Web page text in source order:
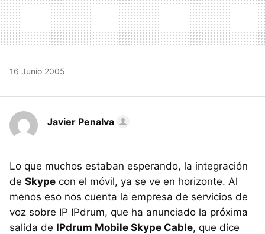
16 Junio 2005
Javier Penalva
Lo que muchos estaban esperando, la integración
de Skype con el móvil, ya se ve en horizonte. Al
menos eso nos cuenta la empresa de servicios de
voz sobre IP IPdrum, que ha anunciado la próxima
salida de IPdrum Mobile Skype Cable, que dice